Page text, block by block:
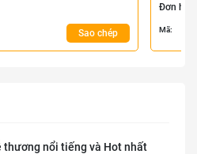
Sao chép
Đơn
Mã:
thương nổi tiếng và Hot nhất